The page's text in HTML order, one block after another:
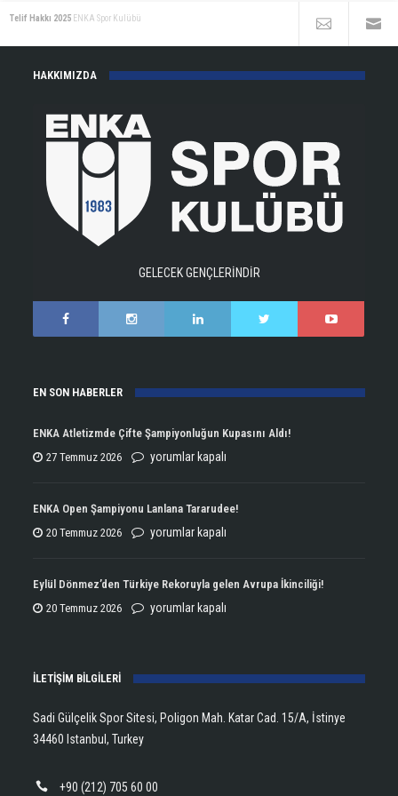
Telif Hakkı 2025 ENKA Spor Kulübü
HAKKIMIZDA
GELECEK GENÇLERİNDİR
EN SON HABERLER
ENKA Atletizmde Çifte Şampiyonluğun Kupasını Aldı!
27 Temmuz 2026
ENKA
Çifte
Şampiyonluğun
yorumlar kapalı
ENKA Open Şampiyonu Lanlana Tararudee!
20 Temmuz 2026
ENKA
Şampiyonu
Lanlana
yorumlar kapalı
Eylül Dönmez’den Türkiye Rekoruyla gelen Avrupa İkinciliği!
20 Temmuz 2026
Eylül
Rekoruyla
Avrupa
yorumlar kapalı
İLETİŞİM BİLGİLERİ
Sadi Gülçelik Spor Sitesi, Poligon Mah. Katar Cad. 15/A, İstinye
34460 Istanbul, Turkey
+90 (212) 705 60 00